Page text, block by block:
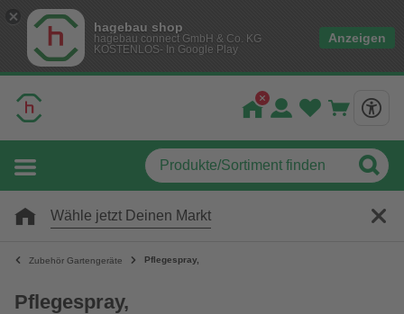
hagebau shop
hagebau connect GmbH & Co. KG
KOSTENLOS- In Google Play
Anzeigen
Wähle jetzt Deinen Markt
Zubehör Gartengeräte Pflegespray,
Pflegespray,